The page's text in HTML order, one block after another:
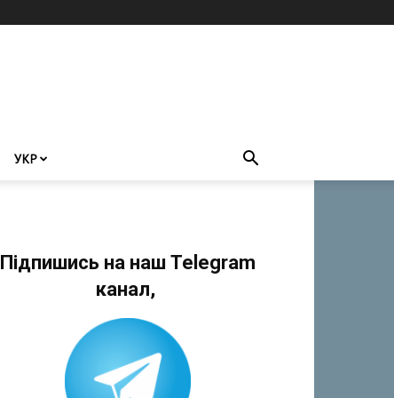
УКР
Підпишись на наш Telegram
канал,